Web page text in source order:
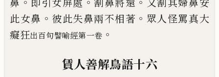
鼻
即引女屏處 割鼻將還
又割其婦鼻安
此女鼻 。 彼此失鼻兩不相著 。 眾人怪罵真大
癡狂出百句譬喻經第一卷 。
賃人善解鳥語十六